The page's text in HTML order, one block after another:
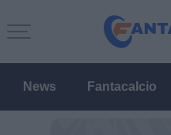
News Fantacalcio